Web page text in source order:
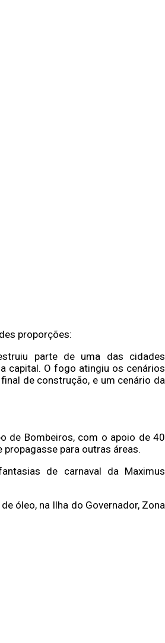
proporções:
parte de uma das cidades
capital. O fogo atingiu os cenários
de construção, e um cenário da
de Bombeiros, com o apoio de 40
para outras áreas.
de carnaval da Maximus
óleo, na Ilha do Governador, Zona